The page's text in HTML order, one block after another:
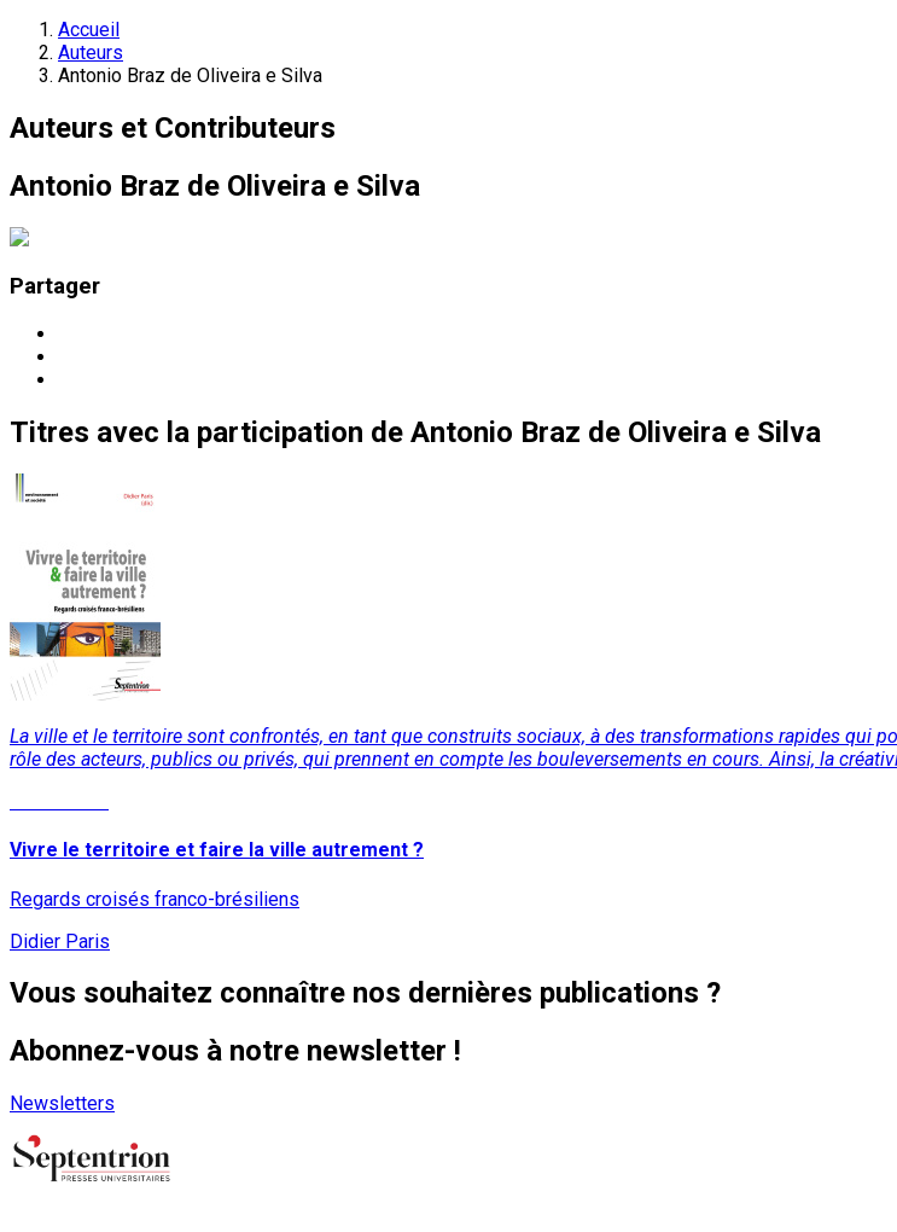
Accueil
Auteurs
Antonio Braz de Oliveira e Silva
Auteurs et Contributeurs
Antonio Braz de Oliveira e Silva
Partager
Titres avec la participation de Antonio Braz de Oliveira e Silva
La ville et le territoire sont confrontés, en tant que construits sociaux, à des transformations rapides qui
rôle des acteurs, publics ou privés, qui prennent en compte les bouleversements en cours. Ainsi, la
Vivre le territoire et faire la ville autrement ?
Regards croisés franco-brésiliens
Didier Paris
Vous souhaitez connaître nos dernières publications ?
Abonnez-vous à notre newsletter !
Newsletters